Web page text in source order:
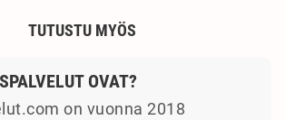
TUTUSTU MYÖS
OVAT?
on vuonna 2018